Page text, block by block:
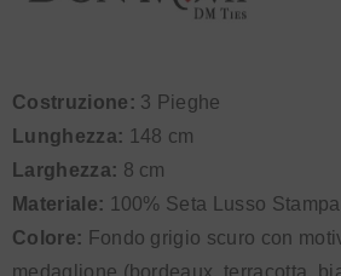
Costruzione: 3 Pieghe
Lunghezza: 148 cm
Larghezza: 8 cm
Materiale: 100% Seta Lusso
Colore: Fondo grigio scuro con
medaglione (bordeaux, terracotta,